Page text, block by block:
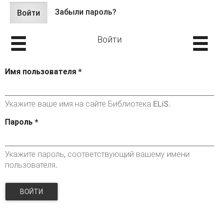
Главные вкладки
Войти (активная
вкладка)
Забыли пароль?
Войти
Имя пользователя *
Укажите ваше имя на сайте Библиотека ELiS.
Пароль *
Укажите пароль, соответствующий вашему имени
пользователя.
ВОЙТИ